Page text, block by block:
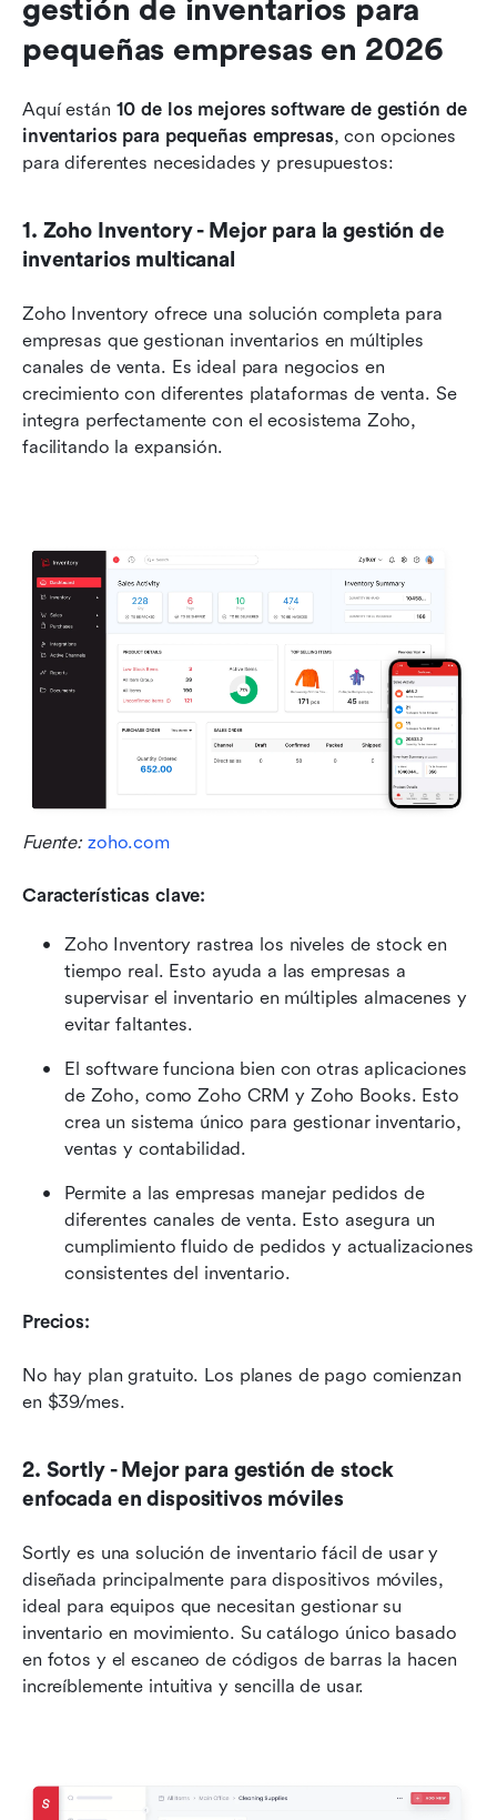
gestión de inventarios para
pequeñas empresas en 2026
Aquí están 10 de los mejores software de gestión de
inventarios para pequeñas empresas, con opciones
para diferentes necesidades y presupuestos:
1. Zoho Inventory - Mejor para la gestión de
inventarios multicanal
Zoho Inventory ofrece una solución completa para
empresas que gestionan inventarios en múltiples
canales de venta. Es ideal para negocios en
crecimiento con diferentes plataformas de venta. Se
integra perfectamente con el ecosistema Zoho,
facilitando la expansión.
Fuente: zoho.com
Características clave:
Zoho Inventory rastrea los niveles de stock en
tiempo real. Esto ayuda a las empresas a
supervisar el inventario en múltiples almacenes y
evitar faltantes.
El software funciona bien con otras aplicaciones
de Zoho, como Zoho CRM y Zoho Books. Esto
crea un sistema único para gestionar inventario,
ventas y contabilidad.
Permite a las empresas manejar pedidos de
diferentes canales de venta. Esto asegura un
cumplimiento fluido de pedidos y actualizaciones
consistentes del inventario.
Precios:
No hay plan gratuito. Los planes de pago comienzan
en $39/mes.
2. Sortly - Mejor para gestión de stock
enfocada en dispositivos móviles
Sortly es una solución de inventario fácil de usar y
diseñada principalmente para dispositivos móviles,
ideal para equipos que necesitan gestionar su
inventario en movimiento. Su catálogo único basado
en fotos y el escaneo de códigos de barras la hacen
increíblemente intuitiva y sencilla de usar.